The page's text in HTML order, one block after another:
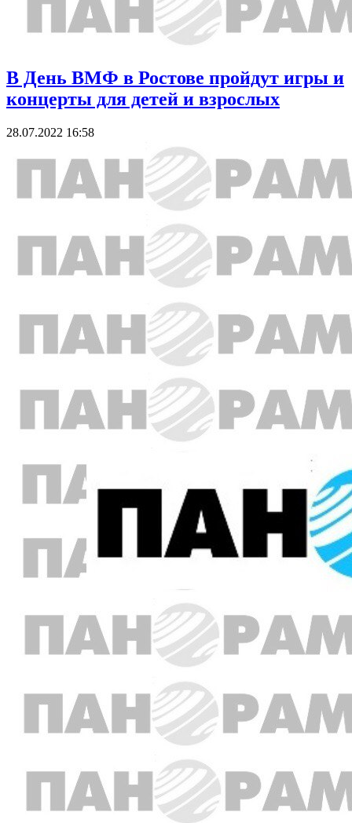
В День ВМФ в Ростове пройдут игры и
концерты для детей и взрослых
28.07.2022 16:58